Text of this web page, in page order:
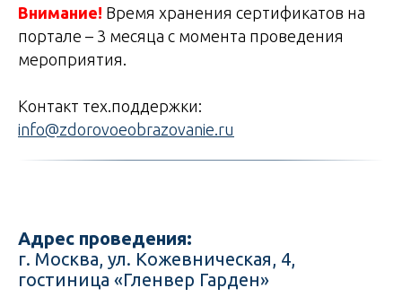
Внимание! Время хранения сертификатов на
портале – 3 месяца с момента проведения
мероприятия.
Контакт тех.поддержки:
info@zdorovoeobrazovanie.ru
Адрес проведения:
г. Москва, ул. Кожевническая, 4,
гостиница «Гленвер Гарден»